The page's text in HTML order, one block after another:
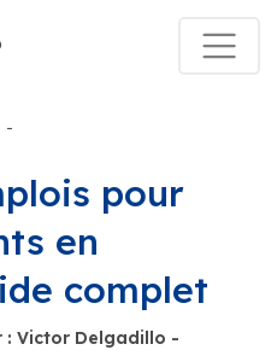
-
pour
en
complet
Victor Delgadillo -